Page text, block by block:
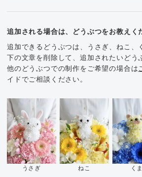
追加される場合は、どうぶつをお教えく
追加できるどうぶつは、うさぎ、ねこ、
下の文章を削除して、追加されたいどう
他のどうぶつでの制作をご希望の場合は
イドでご相談ください。
うさぎ ねこ くま